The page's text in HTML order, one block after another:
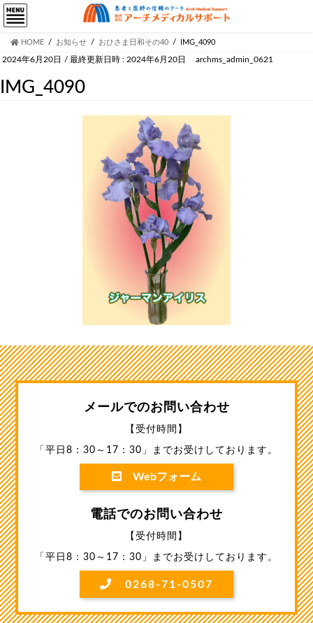
HOME お知らせ おひさま日和その40 IMG_4090
2024年6月20日 / 最終更新日時 : 2024年6月20日 archms_admin_0621
IMG_4090
メールでのお問い合わせ
【受付時間】
「平日8：30～17：30」までお受けしております。
Webフォーム
電話でのお問い合わせ
【受付時間】
「平日8：30～17：30」までお受けしております。
0268-71-0507